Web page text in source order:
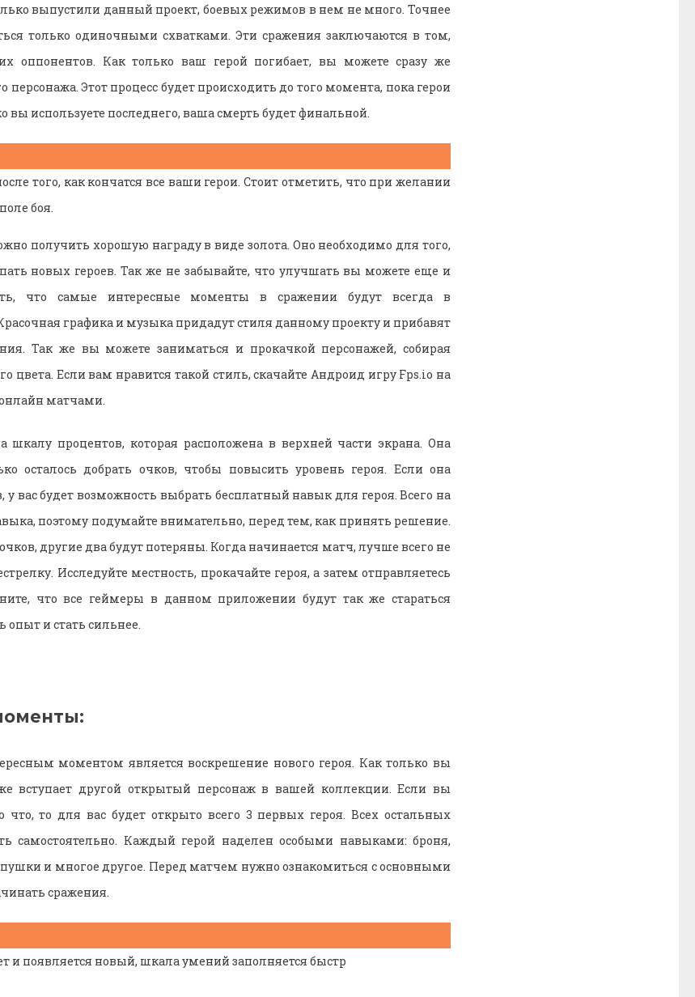
выпустили данный проект, боевых режимов в нем не много. Точнее
только одиночными схватками. Эти сражения заключаются в том,
оппонентов. Как только ваш герой погибает, вы можете сразу же
персонажа. Этот процесс будет происходить до того момента, пока герои
вы используете последнего, ваша смерть будет финальной.
того, как кончатся все ваши герои. Стоит отметить, что при желании
боя.
получить хорошую награду в виде золота. Оно необходимо для того,
новых героев. Так же не забывайте, что улучшать вы можете еще и
что самые интересные моменты в сражении будут всегда в
графика и музыка придадут стиля данному проекту и прибавят
Так же вы можете заниматься и прокачкой персонажей, собирая
цвета. Если вам нравится такой стиль, скачайте Андроид игру Fps.io на
матчами.
процентов, которая расположена в верхней части экрана. Она
осталось добрать очков, чтобы повысить уровень героя. Если она
у вас будет возможность выбрать бесплатный навык для героя. Всего на
поэтому подумайте внимательно, перед тем, как принять решение.
другие два будут потеряны. Когда начинается матч, лучше всего не
Исследуйте местность, прокачайте героя, а затем отправляетесь
что все геймеры в данном приложении будут так же стараться
и стать сильнее.
моментом является воскрешение нового героя. Как только вы
вступает другой открытый персонаж в вашей коллекции. Если вы
что, то для вас будет открыто всего 3 первых героя. Всех остальных
самостоятельно. Каждый герой наделен особыми навыками: броня,
пушки и многое другое. Перед матчем нужно ознакомиться с основными
сражения.
и появляется новый, шкала умений заполняется быстр